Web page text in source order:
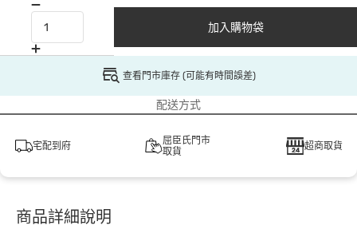
加入購物袋
查看門市庫存 (可能有時間誤差)
配送方式
宅配到府
屈臣氏門市
取貨
超商取貨
商品詳細說明